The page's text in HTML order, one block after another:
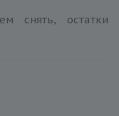
снять, остатки